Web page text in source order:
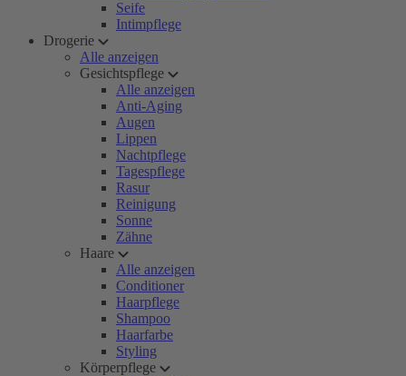
Seife
Intimpflege
Drogerie
Alle anzeigen
Gesichtspflege
Alle anzeigen
Anti-Aging
Augen
Lippen
Nachtpflege
Tagespflege
Rasur
Reinigung
Sonne
Zähne
Haare
Alle anzeigen
Conditioner
Haarpflege
Shampoo
Haarfarbe
Styling
Körperpflege